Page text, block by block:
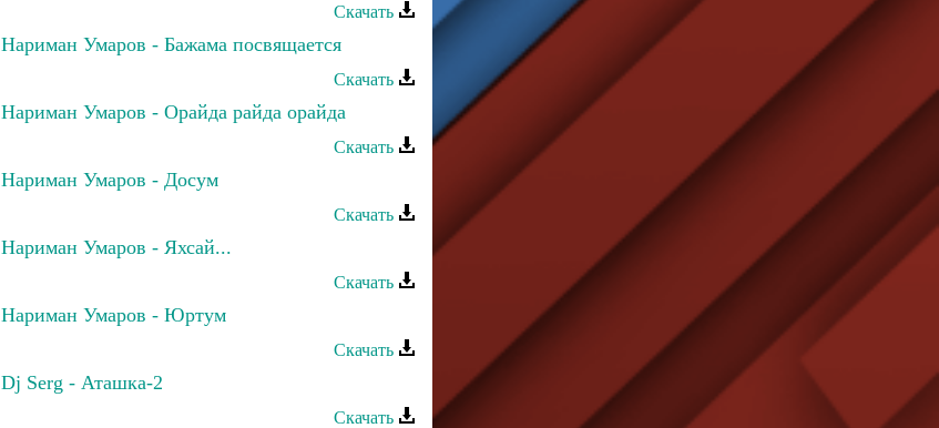
Скачать
Нариман Умаров - Бажама посвящается
Скачать
Нариман Умаров - Орайда райда орайда
Скачать
Нариман Умаров - Досум
Скачать
Нариман Умаров - Яхсай...
Скачать
Нариман Умаров - Юртум
Скачать
Dj Serg - Аташка-2
Скачать